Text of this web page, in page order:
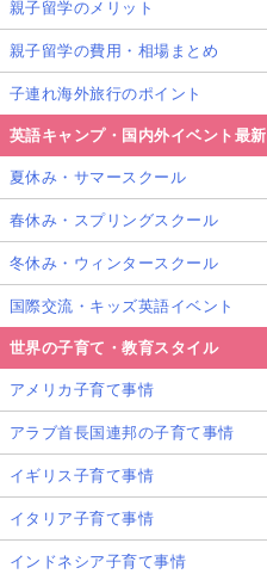
親子留学のメリット
親子留学の費用・相場まとめ
子連れ海外旅行のポイント
英語キャンプ・国内外イベント最新
夏休み・サマースクール
春休み・スプリングスクール
冬休み・ウィンタースクール
国際交流・キッズ英語イベント
世界の子育て・教育スタイル
アメリカ子育て事情
アラブ首長国連邦の子育て事情
イギリス子育て事情
イタリア子育て事情
インドネシア子育て事情